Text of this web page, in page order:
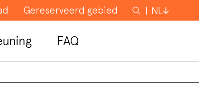
Gereserveerd gebied Zoeken
NL
FAQ